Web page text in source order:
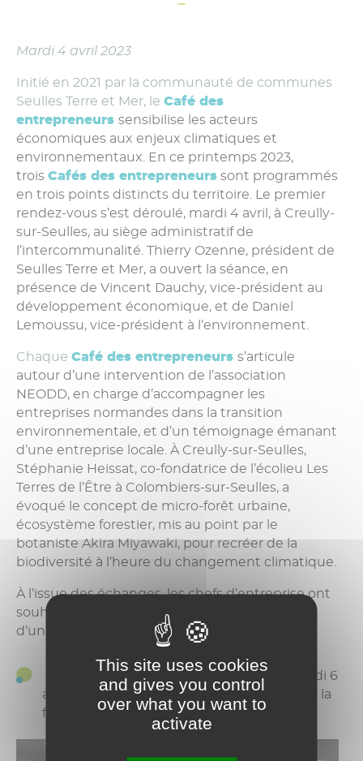
Mardi 4 avril 2023
Initié en 2021 par la communauté de communes
Seulles Terre et Mer, le Café des
entrepreneurs sensibilise les acteurs
économiques aux enjeux climatiques et
environnementaux. En ce printemps 2023,
trois Cafés des entrepreneurs sont programmés
en trois points distincts du territoire. Le premier
rendez-vous s’est déroulé, mardi 4 avril, à Creully-
sur-Seulles, au siège administratif de
l’intercommunalité. Thierry Ozenne, président de
Seulles Terre et Mer, a ouvert la séance, en
présence de Vincent Dauchy, vice-président au
développement économique, et de Daniel
Lemoussu, vice-président à l’environnement.
Chaque Café des entrepreneurs s’articule
autour d’une intervention de l’association
NEODD, en charge d’accompagner les
entreprises normandes dans la transition
environnementale, et d’un témoignage émanant
d’une entreprise locale. À Creully-sur-Seulles,
Stéphanie Heissat, co-fondatrice de l’écolieu Les
Terres de l’Être à Colombiers-sur-Seulles, a
évoqué le concept de micro-forêt urbaine,
écosystème forestier, mis au point par le
botaniste Akira Miyawaki, pour recréer de la
biodiversité à l’heure du changement climatique.
À l’issue des échanges, les chefs d’entreprise ont
souhaité poursuivre la réflexion,
d’un groupe de travail.
Cafés des entrepreneurs :
jeudi 6
avril au château d’Audrieu et jeudi 13 avril à la
fabrique de Sablés d’Asnelles.
This site uses cookies
and gives you control
over what you want to
activate